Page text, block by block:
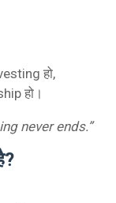
हो,
हो।
never ends.”